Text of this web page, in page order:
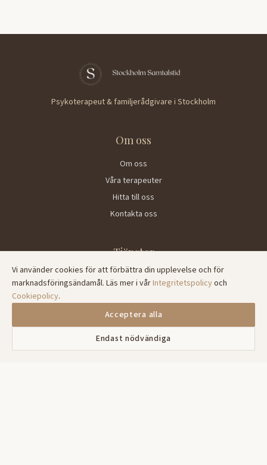
Psykoterapeut & familjerådgivare i Stockholm
Om oss
Om oss
Våra terapeuter
Hitta till oss
Kontakta oss
Tjänster
Familjerådgivning
Psykoterapi
Digitala samtal
Vi använder cookies för att förbättra din upplevelse och för
marknadsföringsändamål. Läs mer i vårIntegritetspolicyoch
Cookiepolicy.
Acceptera alla
Endast nödvändiga